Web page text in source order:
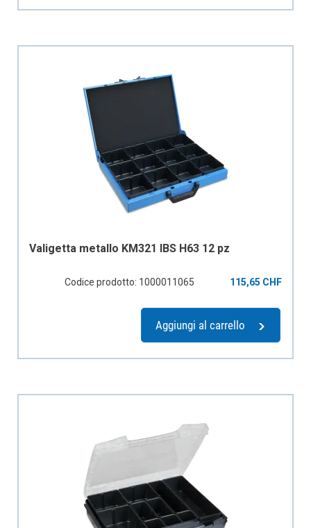
Valigetta metallo KM321 IBS H63 12 pz
Codice prodotto: 1000011065 115,65 CHF
Aggiungi al carrello